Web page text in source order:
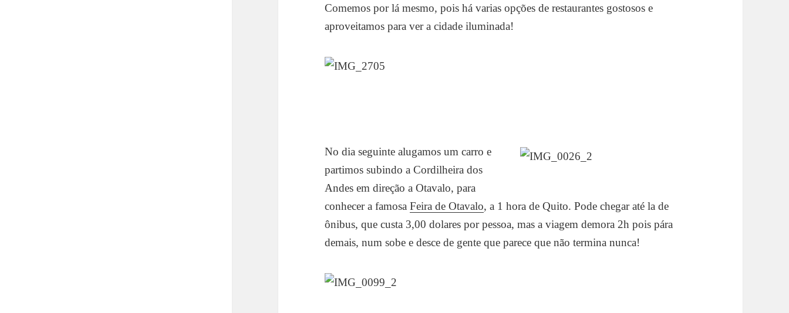
Comemos por lá mesmo, pois há varias opções de restaurantes gostosos e
aproveitamos para ver a cidade iluminada!
No dia seguinte alugamos um carro e
partimos subindo a Cordilheira dos
Andes em direção a Otavalo, para
conhecer a famosaFeira de Otavalo, a 1 hora de Quito. Pode chegar até la de
ônibus, que custa 3,00 dolares por pessoa, mas a viagem demora 2h pois pára
demais, num sobe e desce de gente que parece que não termina nunca!